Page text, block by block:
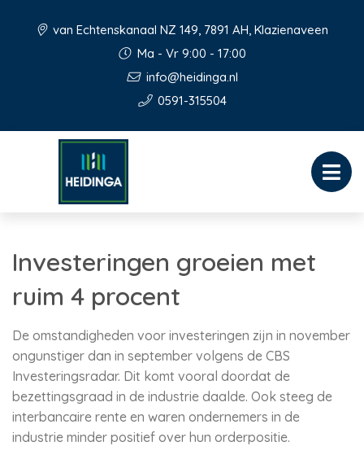
van Echtenskanaal NZ 149, 7891 AH, Klazienaveen
Ma - Vr 9:00 - 17:00
info@heidinga.nl
0591-315504
Investeringen groeien met
ruim 4 procent
De omstandigheden voor investeringen zijn in november
ongunstiger dan in september volgens de CBS
Investeringsradar. Dit komt vooral doordat de
bezettingsgraad in de industrie daalde. Ook steeg de
interbancaire rente en waren ondernemers in de
industrie minder positief over hun orderpositie.